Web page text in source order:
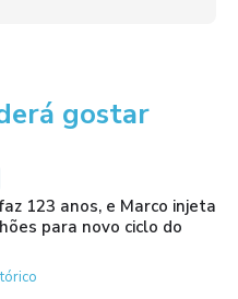
gostar
123 anos, e Marco injeta
para novo ciclo do